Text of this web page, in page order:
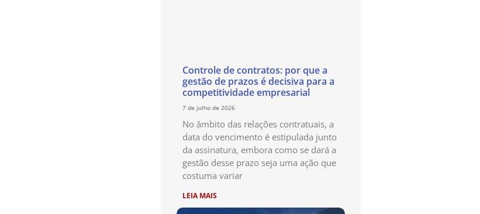
Controle de contratos: por que a
gestão de prazos é decisiva para a
competitividade empresarial
7 de julho de 2026
No âmbito das relações contratuais, a
data do vencimento é estipulada junto
da assinatura, embora como se dará a
gestão desse prazo seja uma ação que
costuma variar
LEIA MAIS